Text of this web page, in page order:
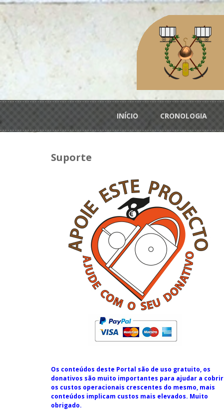
Passar para o conteúdo principal
Menu principal INÍCIO CRONOLOGIA
Suporte
Os conteúdos deste Portal são de uso gratuito, os
donativos são muito importantes para ajudar a cobrir
os custos operacionais crescentes do mesmo, mais
conteúdos implicam custos mais elevados. Muito
obrigado.